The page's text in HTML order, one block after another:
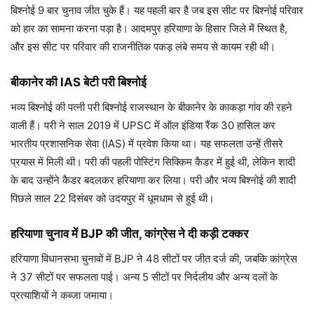
बिश्नोई 9 बार चुनाव जीत चुके हैं। यह पहली बार है जब इस सीट पर बिश्नोई परिवार
को हार का सामना करना पड़ा है। आदमपुर हरियाणा के हिसार जिले में स्थित है,
और इस सीट पर परिवार की राजनीतिक पकड़ लंबे समय से कायम रही थी।
बीकानेर की IAS बेटी परी बिश्नोई
भव्‍य बिश्‍नोई की पत्‍नी परी बिश्नोई राजस्थान के बीकानेर के काकड़ा गांव की रहने
वाली हैं। परी ने साल 2019 में UPSC में ऑल इंडिया रैंक 30 हासिल कर
भारतीय प्रशासनिक सेवा (IAS) में प्रवेश किया था। यह सफलता उन्हें तीसरे
प्रयास में मिली थी। परी की पहली पोस्टिंग सिक्किम कैडर में हुई थी, लेकिन शादी
के बाद उन्होंने कैडर बदलकर हरियाणा कर लिया। परी और भव्य बिश्नोई की शादी
पिछले साल 22 दिसंबर को उदयपुर में धूमधाम से हुई थी।
हरियाणा चुनाव में BJP की जीत, कांग्रेस ने दी कड़ी टक्कर
हरियाणा विधानसभा चुनावों में BJP ने 48 सीटों पर जीत दर्ज की, जबकि कांग्रेस
ने 37 सीटों पर सफलता पाई। अन्य 5 सीटों पर निर्दलीय और अन्य दलों के
प्रत्याशियों ने कब्जा जमाया।